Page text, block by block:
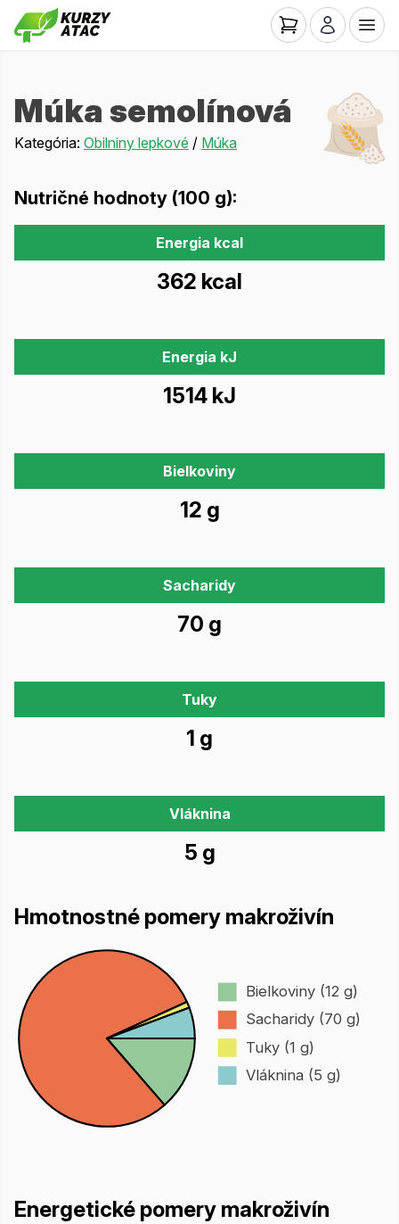
Múka semolínová
Kategória: Obilniny lepkové / Múka
Nutričné hodnoty (100 g):
Energia kcal
362 kcal
Energia kJ
1514 kJ
Bielkoviny
12 g
Sacharidy
70 g
Tuky
1 g
Vláknina
5 g
Hmotnostné pomery makroživín
Bielkoviny (12 g)
Sacharidy (70 g)
Tuky (1 g)
Vláknina (5 g)
Energetické pomery makroživín